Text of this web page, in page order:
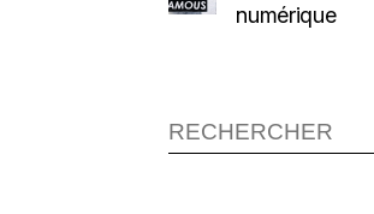
numérique
Recherche :